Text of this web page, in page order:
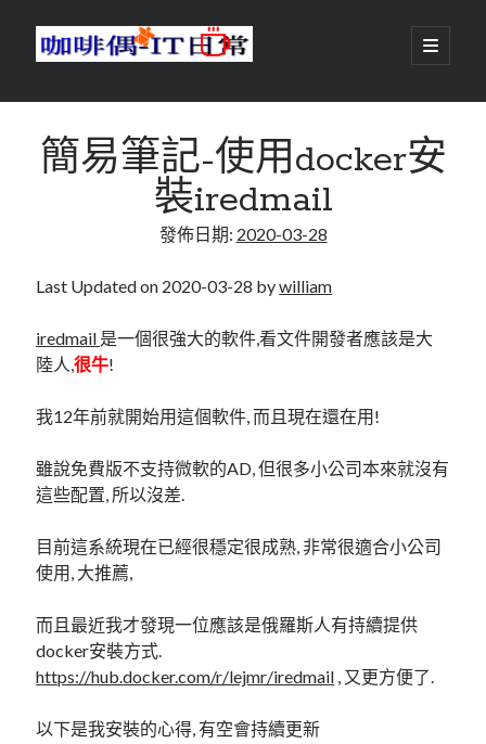
咖
偶-
常
開
啟
資
訊
欄
android backup centos
docker
firewall git Github guacamole
LetsEncrypt linux
lubuntu MacOS mail mariadb
microsoft
outlook podman postfix pve
restic RockyLinux security
spam ubuntu vm
簡易筆記-使用docker安
裝iredmail
發佈日期: 2020-03-28
Last Updated on 2020-03-28 bywilliam
iredmail 是一個很強大的軟件,看文件開發者應該是大
陸人,很牛!
我12年前就開始用這個軟件, 而且現在還在用!
雖說免費版不支持微軟的AD, 但很多小公司本來就沒有
這些配置, 所以沒差.
目前這系統現在已經很穩定很成熟, 非常很適合小公司
使用, 大推薦,
而且最近我才發現一位應該是俄羅斯人有持續提供
docker安裝方式.
https://hub.docker.com/r/lejmr/iredmail , 又更方便了.
以下是我安裝的心得, 有空會持續更新